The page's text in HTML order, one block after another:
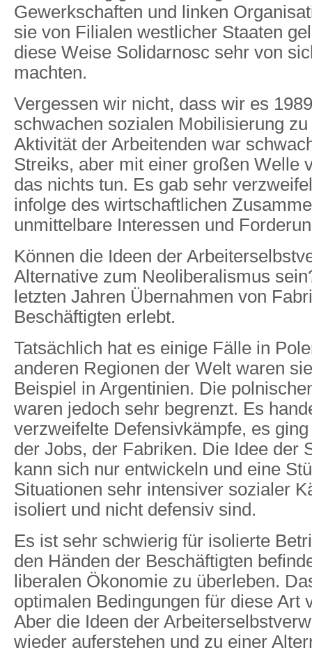
Gewerkschaften und linken
sie von Filialen westlicher Staaten
diese Weise Solidarnosc sehr von
machten.
Vergessen wir nicht, dass wir es
schwachen sozialen Mobilisierung
Aktivität der Arbeitenden war
Streiks, aber mit einer großen Welle
das nichts tun. Es gab sehr
infolge des wirtschaftlichen
unmittelbare Interessen und
Können die Ideen der
Alternative zum Neoliberalismus
letzten Jahren Übernahmen von
Beschäftigten erlebt.
Tatsächlich hat es einige Fälle in
anderen Regionen der Welt waren
Beispiel in Argentinien. Die
waren jedoch sehr begrenzt. Es
verzweifelte Defensivkämpfe, es
der Jobs, der Fabriken. Die Idee der
kann sich nur entwickeln und eine
Situationen sehr intensiver sozialer
isoliert und nicht defensiv sind.
Es ist sehr schwierig für isolierte
den Händen der Beschäftigten
liberalen Ökonomie zu überleben.
optimalen Bedingungen für diese Art
Aber die Ideen der
wieder auferstehen und zu einer